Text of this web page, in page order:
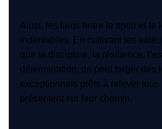
Ainsi, les liens entre le sport et le
indéniables. En cultivant les
que la discipline, la résilience,
détermination, on peut forger des
exceptionnels prêts à relever tous
présentent sur leur chemin.